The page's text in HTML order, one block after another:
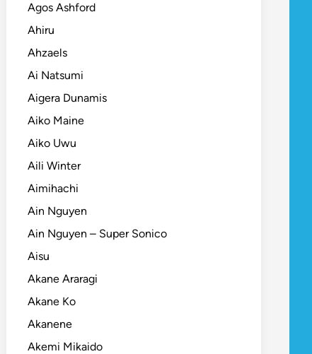
Agos Ashford
Ahiru
Ahzaels
Ai Natsumi
Aigera Dunamis
Aiko Maine
Aiko Uwu
Aili Winter
Aimihachi
Ain Nguyen
Ain Nguyen – Super Sonico
Aisu
Akane Araragi
Akane Ko
Akanene
Akemi Mikaido